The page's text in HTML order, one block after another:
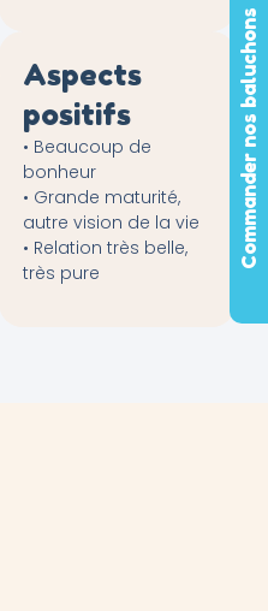
Aspects
positifs
• Beaucoup de
bonheur
• Grande maturité,
autre vision de la vie
• Relation très belle,
très pure
Commander nos baluchons